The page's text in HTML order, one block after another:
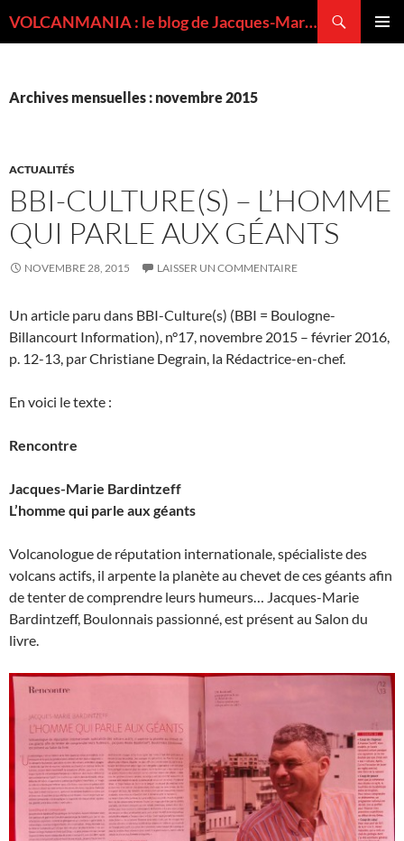
VOLCANMANIA : le blog de Jacques-Marie BARDINTZEFF, volcanologue
Archives mensuelles : novembre 2015
ACTUALITÉS
BBI-CULTURE(S) – L’HOMME
QUI PARLE AUX GÉANTS
NOVEMBRE 28, 2015 LAISSER UN COMMENTAIRE
Un article paru dans BBI-Culture(s) (BBI = Boulogne-
Billancourt Information), n°17, novembre 2015 – février 2016,
p. 12-13, par Christiane Degrain, la Rédactrice-en-chef.
En voici le texte :
Rencontre
Jacques-Marie Bardintzeff
L’homme qui parle aux géants
Volcanologue de réputation internationale, spécialiste des
volcans actifs, il arpente la planète au chevet de ces géants afin
de tenter de comprendre leurs humeurs… Jacques-Marie
Bardintzeff, Boulonnais passionné, est présent au Salon du
livre.